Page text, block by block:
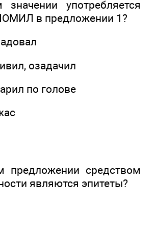
употребляется
в предложении 1?
озадачил
по голове
предложении средством
являются эпитеты?